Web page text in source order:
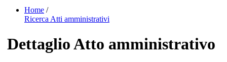
Home /
Ricerca Atti amministrativi
Dettaglio Atto amministrativo